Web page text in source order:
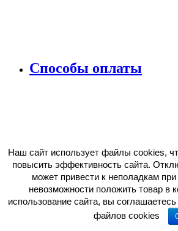
Способы оплаты
Наш сайт использует файлы cookies,
повысить эффективность сайта.
может привести к неполадкам
невозможности положить товар в
использование сайта, вы
файлов cookies